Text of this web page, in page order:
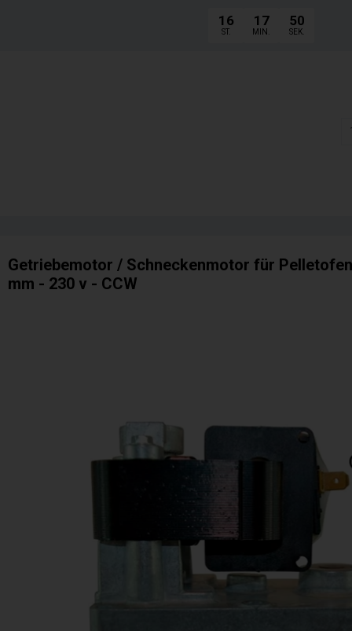
16
ST.
17
MIN.
48
SEK.
Getriebemotor / Schneckenmotor für
mm - 230 v - CCW